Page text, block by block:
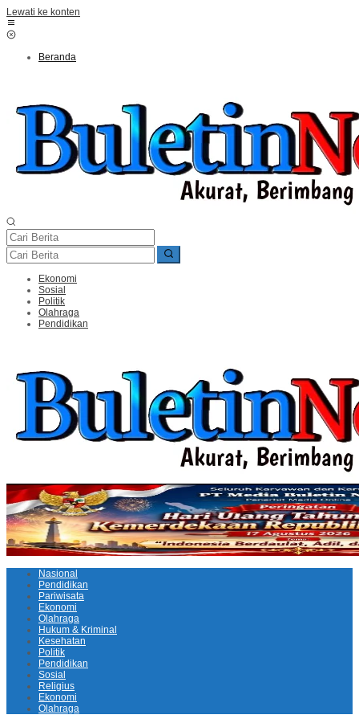
Lewati ke konten
Beranda
Ekonomi
Sosial
Politik
Olahraga
Pendidikan
Nasional
Pendidikan
Pariwisata
Ekonomi
Olahraga
Hukum & Kriminal
Kesehatan
Politik
Pendidikan
Sosial
Religius
Ekonomi
Olahraga